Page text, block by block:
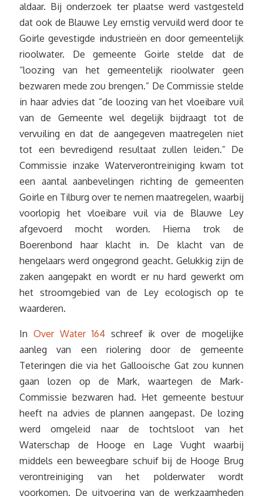
aldaar. Bij onderzoek ter plaatse werd vastgesteld
dat ook de Blauwe Ley ernstig vervuild werd door te
Goirle gevestigde industrieën en door gemeentelijk
rioolwater. De gemeente Goirle stelde dat de
“loozing van het gemeentelijk rioolwater geen
bezwaren mede zou brengen.” De Commissie stelde
in haar advies dat “de loozing van het vloeibare vuil
van de Gemeente wel degelijk bijdraagt tot de
vervuiling en dat de aangegeven maatregelen niet
tot een bevredigend resultaat zullen leiden.” De
Commissie inzake Waterverontreiniging kwam tot
een aantal aanbevelingen richting de gemeenten
Goirle en Tilburg over te nemen maatregelen, waarbij
voorlopig het vloeibare vuil via de Blauwe Ley
afgevoerd mocht worden. Hierna trok de
Boerenbond haar klacht in. De klacht van de
hengelaars werd ongegrond geacht. Gelukkig zijn de
zaken aangepakt en wordt er nu hard gewerkt om
het stroomgebied van de Ley ecologisch op te
waarderen.
In Over Water 164schreef ik over de mogelijke
aanleg van een riolering door de gemeente
Teteringen die via het Gallooische Gat zou kunnen
gaan lozen op de Mark, waartegen de Mark-
Commissie bezwaren had. Het gemeente bestuur
heeft na advies de plannen aangepast. De lozing
werd omgeleid naar de tochtsloot van het
Waterschap de Hooge en Lage Vught waarbij
middels een beweegbare schuif bij de Hooge Brug
verontreiniging van het polderwater wordt
voorkomen. De uitvoering van de werkzaamheden